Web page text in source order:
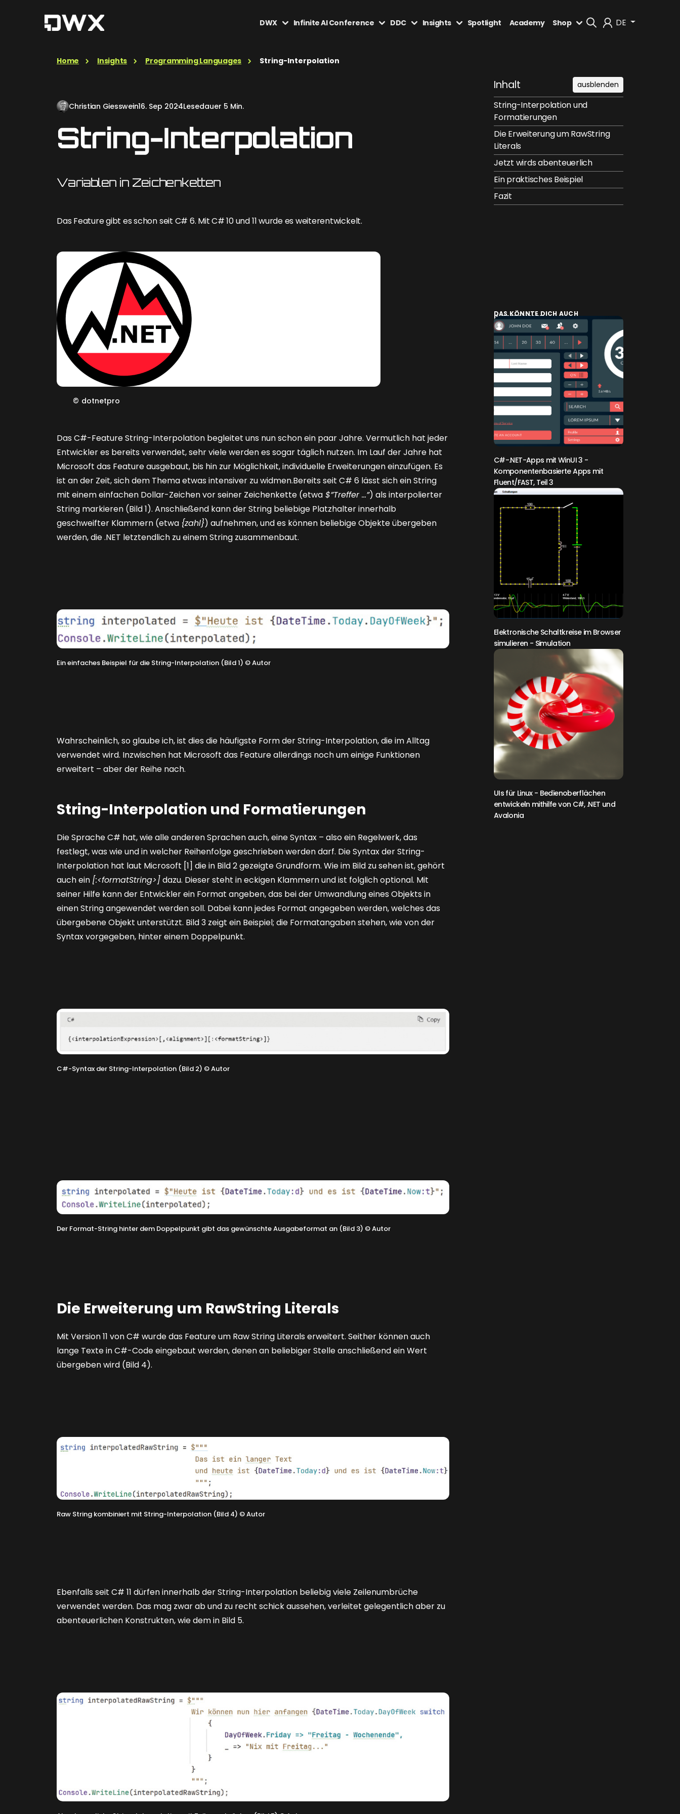
Abmelden
DE
DWX Infinite AI Conference DDC Insights Spotlight Academy Shop
Home Insights Programming Languages String-Interpolation
Christian Giesswein16. Sep 2024Lesedauer 5 Min.
String-Interpolation
Variablen in Zeichenketten
Das Feature gibt es schon seit C# 6. Mit C# 10 und 11 wurde es weiterentwickelt.
© dotnetpro
Das C#-Feature String-Interpolation begleitet uns nun schon ein paar Jahre. Vermutlich hat jeder
Entwickler es bereits verwendet, sehr viele werden es sogar täglich nutzen. Im Lauf der Jahre hat
Microsoft das Feature ausgebaut, bis hin zur Möglichkeit, individuelle Erweiterungen einzufügen. Es
ist an der Zeit, sich dem Thema etwas intensiver zu widmen.Bereits seit C# 6 lässt sich ein String
mit einem einfachen Dollar-Zeichen vor seiner Zeichenkette (etwa $”Treffer …”) als interpolierter
String markieren (Bild 1). Anschließend kann der String beliebige Platzhalter innerhalb
geschweifter Klammern (etwa {zahl}) aufnehmen, und es können beliebige Objekte übergeben
werden, die .NET letztendlich zu einem String zusammenbaut.
Ein einfaches Beispiel für die String-Interpolation (Bild 1) ©Autor
Wahrscheinlich, so glaube ich, ist dies die häufigste Form der String-Interpolation, die im Alltag
verwendet wird. Inzwischen hat Microsoft das Feature allerdings noch um einige Funktionen
erweitert – aber der Reihe nach.
String-Interpolation und Formatierungen
Die Sprache C# hat, wie alle anderen Sprachen auch, eine Syntax – also ein Regelwerk, das
festlegt, was wie und in welcher Reihenfolge geschrieben werden darf. Die Syntax der String-
Interpolation hat laut Microsoft [1] die in Bild 2gezeigte Grundform. Wie im Bild zu sehen ist, gehört
auch ein [:<formatString>]dazu. Dieser steht in eckigen Klammern und ist folglich optional. Mit
seiner Hilfe kann der Entwickler ein Format angeben, das bei der Umwandlung eines Objekts in
einen String angewendet werden soll. Dabei kann ­jedes Format angegeben werden, welches das
übergebene Objekt unterstützt. Bild 3 zeigt ein Beispiel; die Formatangaben stehen, wie von der
Syntax vorgegeben, hinter einem Doppelpunkt.
C#-Syntax der String-Interpolation (Bild 2) ©Autor
Der Format-String hinter dem Doppelpunkt gibt das gewünschte Ausgabeformat an (Bild 3) ©Autor
Die Erweiterung um RawString Literals
Mit Version 11 von C# wurde das Feature um Raw String Literals erweitert. Seither können auch
lange Texte in C#-Code eingebaut werden, denen an beliebiger Stelle anschließend ein Wert
übergeben wird (Bild 4).
Raw String kombiniert mit String-Interpolation (Bild 4) ©Autor
Ebenfalls seit C# 11 dürfen innerhalb der String-Interpolation beliebig viele Zeilenumbrüche
verwendet werden. Das mag zwar ab und zu recht schick aussehen, verleitet gelegentlich aber zu
abenteuerlichen Konstrukten, wie dem in Bild 5.
Inhalt ausblenden
String-Interpolation und
Formatierungen
Die Erweiterung um RawString
Literals
Jetzt wirds abenteuerlich
Ein praktisches Beispiel
Fazit
DAS KÖNNTE DICH AUCH
INTERESSIEREN:
C#-.NET-Apps mit WinUI 3 -
Komponentenbasierte Apps mit
Fluent/FAST, Teil 3
Elektronische Schaltkreise im Browser
simulieren - Simulation
UIs für Linux - Bedienoberflächen
entwickeln mithilfe von C#, .NET und
Avalonia